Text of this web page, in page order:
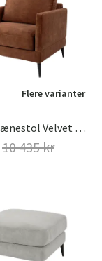
Flere varianter
Andorra Lænestol Velvet Hazel
10 435 kr